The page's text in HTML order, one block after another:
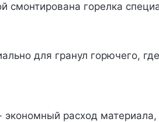
горелка
для гранул горючего,
расход материала,